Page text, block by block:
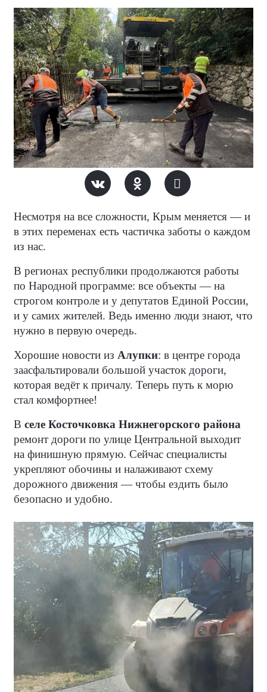
Несмотря на все сложности, Крым меняется — и
в этих переменах есть частичка заботы о каждом
из нас.
В регионах республики продолжаются работы
по Народной программе: все объекты — на
строгом контроле и у депутатов Единой России,
и у самих жителей. Ведь именно люди знают, что
нужно в первую очередь.
Хорошие новости из Алупки: в центре города
заасфальтировали большой участок дороги,
которая ведёт к причалу. Теперь путь к морю
стал комфортнее!
В селе Косточковка Нижнегорского района
ремонт дороги по улице Центральной выходит
на финишную прямую. Сейчас специалисты
укрепляют обочины и налаживают схему
дорожного движения — чтобы ездить было
безопасно и удобно.